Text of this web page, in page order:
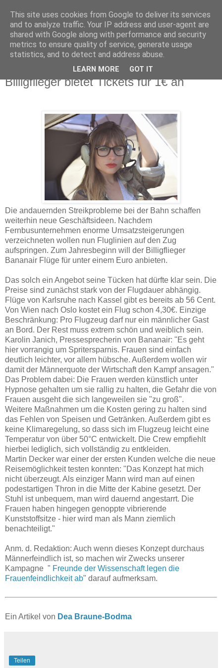
Neue Konkurrenz für Fernbuslinien:
Billigflieger bietet Tickets für 1€ an
Die andauernden Streikprobleme bei der Bahn schaffen
weiterhin neue Geschäftsideen. Nachdem
Fernbusunternehmen enorme Umsatzsteigerungen
verzeichneten wollen nun Fluglinien auf den Zug
aufspringen. Zum Jahresbeginn will der Billigflieger
Bananair Flüge für unter einem Euro anbieten.
Das solch ein Angebot seine Tücken hat dürfte klar sein. Die
Preise sind zunächst stark von der Flugdauer abhängig.
Flüge von Karlsruhe nach Kassel gibt es bereits ab 56 Cent.
Von Wien nach Oslo kostet ein Flug schon 4,30€. Einzige
Beschränkung: Pro Flugzeug darf nur ein männlicher Gast
an Bord. Der Rest muss extrem schön und weiblich sein.
Karolin Janich, Pressesprecherin von Bananair: "Es geht
hier vorrangig um Spritersparnis. Frauen sind einfach
deutlich leichter, vor allem hübsche. Außerdem wollen wir
damit der Männerquote der Wirtschaft den Kampf ansagen."
Das Problem dabei: Die Frauen werden künstlich unter
Hypnose gehalten um sie rallig zu halten, die Gefahr die von
Frauen ausgeht die sich langeweilen sie "zu groß".
Weitere Maßnahmen um die Kosten gering zu halten sind
das Fehlen von Speisen und Getränken. Außerdem gibt es
keine Klimaregelung, so dass sich im Flugzeug leicht eine
Temperatur von über 50°C entwickelt. Die Crew empfiehlt
hierbei lediglich, sich vollständig zu entkleiden.
Martin Decker war einer der ersten Kunden welche die neue
Reisemöglichkeit testen konnten: "Das Konzept hat mich
nicht überzeugt. Als einziger Mann wird man auf einen
podestartigen Thron in die Mitte der Kabine gesetzt. Der
Stuhl ist unbequem, man wird dauernd angestarrt. Die
Frauen haben hingegen genoppte vibrierende
Kunststoffsitze - hier wird man als Mann ziemlich
benachteiligt."
Anm. d. Redaktion: Auch wenn dieses Konzept durchaus
Männerfeindlich ist, so machen wir Zwecks unserer
Kampagne " Freunde der Wissenschaft legen die
Frauenfeindlichkeit ab" darauf aufmerksam.
Ein Artikel von Dea Braune-Bodma
Teilen
This site uses cookies from Google to deliver its services
and to analyze traffic. Your IP address and user-agent are
shared with Google along with performance and security
metrics to ensure quality of service, generate usage
statistics, and to detect and address abuse.
LEARN MORE GOT IT